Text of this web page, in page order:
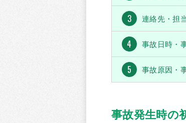
3 連絡先・担
4 事故日時・
5 事故原因・
事故発生時の